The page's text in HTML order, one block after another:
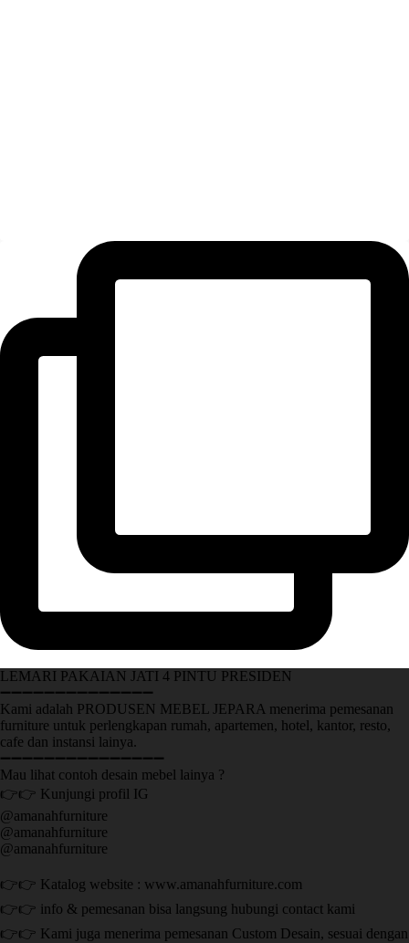
LEMARI PAKAIAN JATI 4 PINTU PRESIDEN
➖➖➖➖➖➖➖➖➖➖➖➖➖➖
Kami adalah PRODUSEN MEBEL JEPARA menerima pemesanan
furniture untuk perlengkapan rumah, apartemen, hotel, kantor, resto,
cafe dan instansi lainya.
➖➖➖➖➖➖➖➖➖➖➖➖➖➖➖
Mau lihat contoh desain mebel lainya ?
👉👉 Kunjungi profil IG
@amanahfurniture
@amanahfurniture
@amanahfurniture
👉👉 Katalog website : www.amanahfurniture.com
👉👉 info & pemesanan bisa langsung hubungi contact kami
👉👉 Kami juga menerima pemesanan Custom Desain, sesuai dengan